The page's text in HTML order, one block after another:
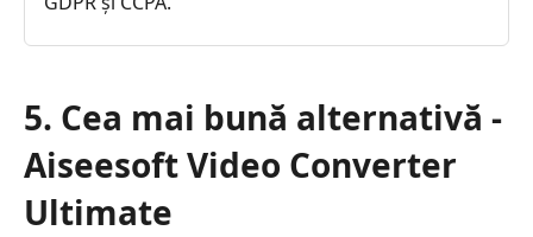
5. Cea mai bună alternativă -
Aiseesoft Video Converter
Ultimate